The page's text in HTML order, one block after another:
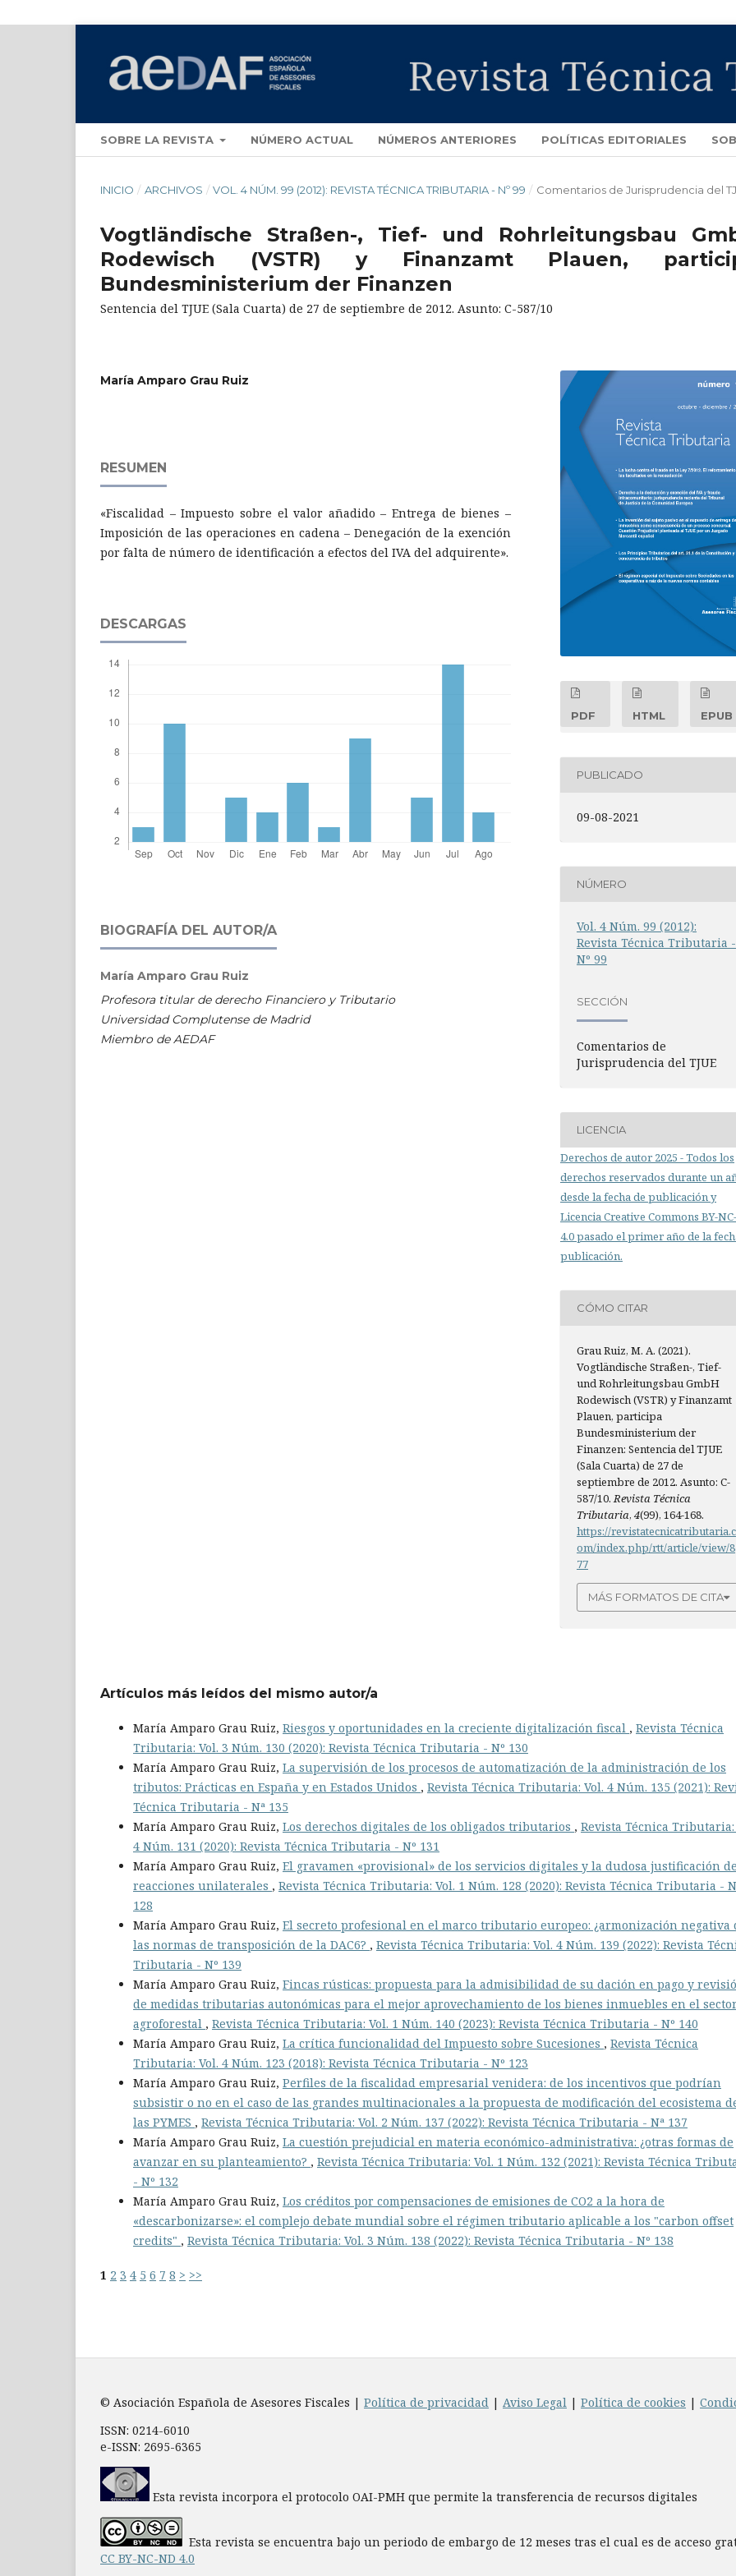
SOBRE LA REVISTA NÚMERO ACTUAL NÚMEROS ANTERIORES POLÍTICAS EDITORIALES
INICIO / ARCHIVOS / VOL. 4 NÚM. 99 (2012): REVISTA TÉCNICA TRIBUTARIA - Nº 99 / Comentarios de Jurisprudencia del
Vogtländische Straßen-, Tief- und Rohrleitungsbau
Rodewisch (VSTR) y Finanzamt Plauen,
Bundesministerium der Finanzen
Sentencia del TJUE (Sala Cuarta) de 27 de septiembre de 2012. Asunto: C-587/10
María Amparo Grau Ruiz
RESUMEN
«Fiscalidad – Impuesto sobre el valor añadido – Entrega de bienes –
Imposición de las operaciones en cadena – Denegación de la exención
por falta de número de identificación a efectos del IVA del adquirente».
DESCARGAS
BIOGRAFÍA DEL AUTOR/A
María Amparo Grau Ruiz
Profesora titular de derecho Financiero y Tributario
Universidad Complutense de Madrid
Miembro de AEDAF
PDF HTML EPUB
PUBLICADO
09-08-2021
NÚMERO
Vol. 4 Núm. 99 (2012):
Revista Técnica Tributaria -
Nº 99
SECCIÓN
Comentarios de
Jurisprudencia del TJUE
LICENCIA
Derechos de autor 2025 - Todos los
derechos reservados durante un
desde la fecha de publicación y
Licencia Creative Commons BY-
4.0 pasado el primer año de la
publicación.
CÓMO CITAR
Grau Ruiz, M. A. (2021).
Vogtländische Straßen-, Tief-
und Rohrleitungsbau GmbH
Rodewisch (VSTR) y Finanzamt
Plauen, participa
Bundesministerium der
Finanzen: Sentencia del TJUE
(Sala Cuarta) de 27 de
septiembre de 2012. Asunto: C-
587/10.Revista Técnica
Tributaria,4(99), 164-168.
https://revistatecnicatributaria.c
om/index.php/rtt/article/view/8
77
MÁS FORMATOS DE CITA
Artículos más leídos del mismo autor/a
María Amparo Grau Ruiz, Riesgos y oportunidades en la creciente digitalización fiscal , Revista Técnica
Tributaria: Vol. 3 Núm. 130 (2020): Revista Técnica Tributaria - Nº 130
María Amparo Grau Ruiz, La supervisión de los procesos de automatización de la administración de los
tributos: Prácticas en España y en Estados Unidos , Revista Técnica Tributaria: Vol. 4 Núm. 135 (2021):
Técnica Tributaria - Nª 135
María Amparo Grau Ruiz, Los derechos digitales de los obligados tributarios , Revista Técnica Tributaria:
4 Núm. 131 (2020): Revista Técnica Tributaria - Nº 131
María Amparo Grau Ruiz, El gravamen «provisional» de los servicios digitales y la dudosa justificación de
reacciones unilaterales , Revista Técnica Tributaria: Vol. 1 Núm. 128 (2020): Revista Técnica Tributaria -
128
María Amparo Grau Ruiz, El secreto profesional en el marco tributario europeo: ¿armonización negativa
las normas de transposición de la DAC6? , Revista Técnica Tributaria: Vol. 4 Núm. 139 (2022): Revista
Tributaria - Nº 139
María Amparo Grau Ruiz, Fincas rústicas: propuesta para la admisibilidad de su dación en pago y
de medidas tributarias autonómicas para el mejor aprovechamiento de los bienes inmuebles en el sector
agroforestal , Revista Técnica Tributaria: Vol. 1 Núm. 140 (2023): Revista Técnica Tributaria - Nº 140
María Amparo Grau Ruiz, La crítica funcionalidad del Impuesto sobre Sucesiones , Revista Técnica
Tributaria: Vol. 4 Núm. 123 (2018): Revista Técnica Tributaria - Nº 123
María Amparo Grau Ruiz, Perfiles de la fiscalidad empresarial venidera: de los incentivos que podrían
subsistir o no en el caso de las grandes multinacionales a la propuesta de modificación del ecosistema
las PYMES , Revista Técnica Tributaria: Vol. 2 Núm. 137 (2022): Revista Técnica Tributaria - Nª 137
María Amparo Grau Ruiz, La cuestión prejudicial en materia económico-administrativa: ¿otras formas de
avanzar en su planteamiento? , Revista Técnica Tributaria: Vol. 1 Núm. 132 (2021): Revista Técnica
- Nº 132
María Amparo Grau Ruiz, Los créditos por compensaciones de emisiones de CO2 a la hora de
«descarbonizarse»: el complejo debate mundial sobre el régimen tributario aplicable a los "carbon offset
credits" , Revista Técnica Tributaria: Vol. 3 Núm. 138 (2022): Revista Técnica Tributaria - Nº 138
1 2 3 4 5 6 7 8 > >>
© Asociación Española de Asesores Fiscales | Política de privacidad | Aviso Legal | Política de cookies |
ISSN: 0214-6010
e-ISSN: 2695-6365
Esta revista incorpora el protocolo OAI-PMH que permite la transferencia de recursos digitales
Esta revista se encuentra bajo un periodo de embargo de 12 meses tras el cual es de acceso
CC BY-NC-ND 4.0